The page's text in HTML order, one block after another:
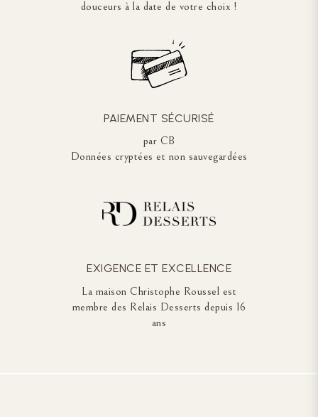
douceurs à la date de votre choix !
PAIEMENT SÉCURISÉ
par CB
Données cryptées et non sauvegardées
EXIGENCE ET EXCELLENCE
La maison Christophe Roussel est
membre des Relais Desserts depuis 16
ans